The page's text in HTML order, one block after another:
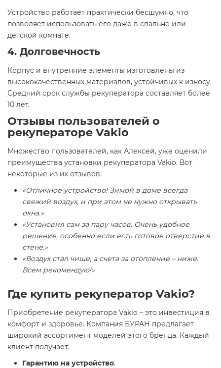
Устройство работает практически бесшумно, что
позволяет использовать его даже в спальне или
детской комнате.
4. Долговечность
Корпус и внутренние элементы изготовлены из
высококачественных материалов, устойчивых к износу.
Средний срок службы рекуператора составляет более
10 лет.
Отзывы пользователей о
рекуператоре Vakio
Множество пользователей, как Алексей, уже оценили
преимущества установки рекуператора Vakio. Вот
некоторые из их отзывов:
«Отличное устройство! Зимой в доме всегда
свежий воздух, и при этом не нужно открывать
окна.»
«Установил сам за пару часов. Очень удобное
решение, особенно если есть готовое отверстие в
стене.»
«Воздух стал чище, а счета за отопление – ниже.
Всем рекомендую!»
Где купить рекуператор Vakio?
Приобретение рекуператора Vakio – это инвестиция в
комфорт и здоровье. Компания БУРАН предлагает
широкий ассортимент моделей этого бренда. Каждый
клиент получает:
Гарантию на устройство.